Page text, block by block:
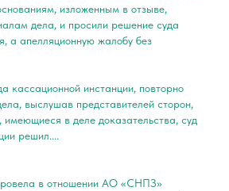
изложенным в отзыве,
дела, и просили решение суда
а апелляционную жалобу без
кассационной инстанции, повторно
выслушав представителей сторон,
имеющиеся в деле доказательства, суд
решил....
в отношении АО «СНПЗ»